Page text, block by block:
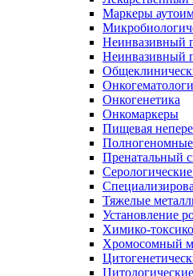
Маркеры
Неинвазивный
Неинвазивный
Онкогенетика
Онкомаркеры
Пищевая
Полногеномные
Пренатальный
Тяжелые
Установление
Химико-
Хромосомный